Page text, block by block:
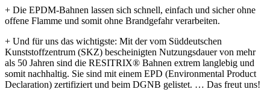
+ Die EPDM-Bahnen lassen sich schnell, einfach und sicher ohne
offene Flamme und somit ohne Brandgefahr verarbeiten.
+ Und für uns das wichtigste: Mit der vom Süddeutschen
Kunststoffzentrum (SKZ) bescheinigten Nutzungsdauer von mehr
als 50 Jahren sind die RESITRIX® Bahnen extrem langlebig und
somit nachhaltig. Sie sind mit einem EPD (Environmental Product
Declaration) zertifiziert und beim DGNB gelistet. … Das freut uns!